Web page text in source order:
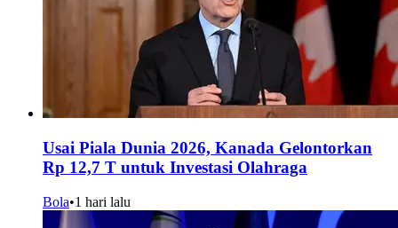
Usai Piala Dunia 2026, Kanada Gelontorkan
Rp 12,7 T untuk Investasi Olahraga
Bola•1 hari lalu